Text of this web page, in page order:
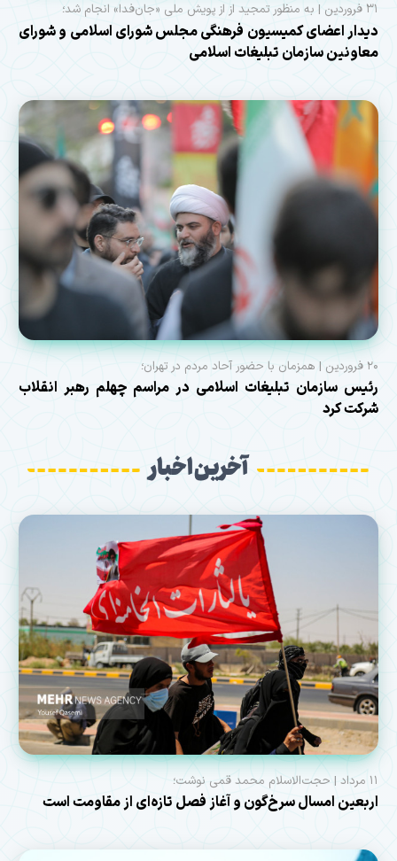
۳۱ فروردین | به منظور تمجید از از پویش ملی «جان‌فدا» انجام شد؛
دیدار اعضای کمیسیون فرهنگی مجلس شورای اسلامی و شورای
معاونین سازمان تبلیغات اسلامی
۲۰ فروردین | همزمان با حضور آحاد مردم در تهران؛
رئیس سازمان تبلیغات اسلامی در مراسم چهلم رهبر انقلاب
شرکت کرد
آخرین اخبار
۱۱ مرداد | حجت‌الاسلام محمد قمی نوشت؛
اربعین امسال سرخ‌گون و آغاز فصل تازه‌ای از مقاومت است